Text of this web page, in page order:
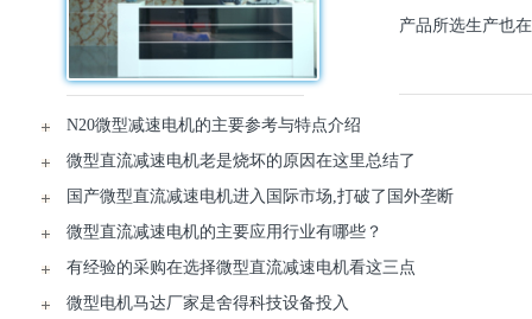
产品所选生产也
N20微型减速电机的主要参考与特点介绍
微型直流减速电机老是烧坏的原因在这里总结了
国产微型直流减速电机进入国际市场,打破了国外垄断
微型直流减速电机的主要应用行业有哪些？
有经验的采购在选择微型直流减速电机看这三点
微型电机马达厂家是舍得科技设备投入